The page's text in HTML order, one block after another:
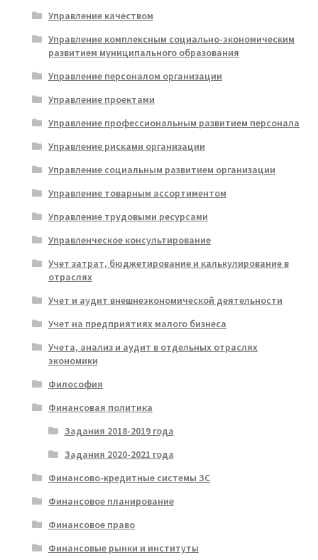
Управление качеством
Управление комплексным социально-экономическим
развитием муниципального образования
Управление персоналом организации
Управление проектами
Управление профессиональным развитием персонала
Управление рисками организации
Управление социальным развитием организации
Управление товарным ассортиментом
Управление трудовыми ресурсами
Управленческое консультирование
Учет затрат, бюджетирование и калькулирование в
отраслях
Учет и аудит внешнеэкономической деятельности
Учет на предприятиях малого бизнеса
Учета, анализ и аудит в отдельных отраслях
экономики
Философия
Финансовая политика
Задания 2018-2019 года
Задания 2020-2021 года
Финансово-кредитные системы ЗС
Финансовое планирование
Финансовое право
Финансовые рынки и институты